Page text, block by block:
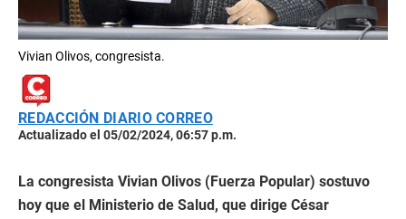
Vivian Olivos, congresista.
REDACCIÓN DIARIO CORREO
Actualizado el 05/02/2024, 06:57 p.m.
La congresista Vivian Olivos (Fuerza Popular) sostuvo
hoy que el Ministerio de Salud, que dirige César